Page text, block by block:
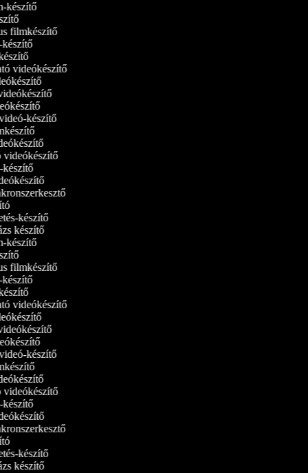
készítő
filmkészítő
videókészítő
készítő
videókészítő
készítő
készítő
készítő
készítő
filmkészítő
videókészítő
készítő
videókészítő
készítő
készítő
készítő